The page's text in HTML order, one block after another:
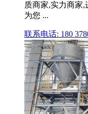
质商家,实力商家
为您 ...
联系电话: 180